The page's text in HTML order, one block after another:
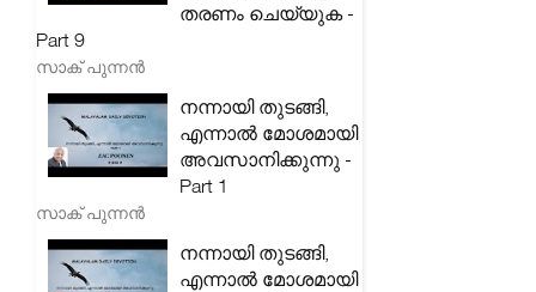
തരണം ചെയ്യുക -
Part 9
സാക് പുന്നൻ
നന്നായി തുടങ്ങി,
എന്നാൽ മോശമായി
അവസാനിക്കുന്നു -
Part 1
സാക് പുന്നൻ
നന്നായി തുടങ്ങി,
എന്നാൽ മോശമായി